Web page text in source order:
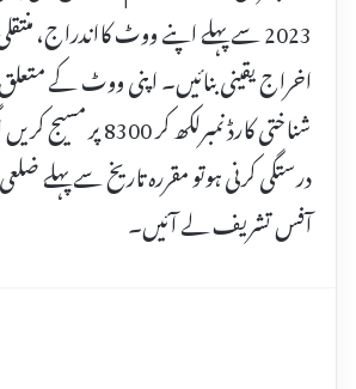
2023 سے پہلے اپنے ووٹ کااندراج،
اخراج یقینی بنائیں۔ اپنی ووٹ کے متعلق
شناختی کارڈ نمبرلکھ کر
درستگی کرنی ہوتو مقررہ تاریخ سے پہلے
آفس تشریف لے آئیں۔